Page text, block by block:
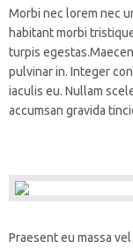
Morbi nec lorem nec
habitant morbi
turpis
pulvinar in. Integer
iaculis eu. Nullam
accumsan gravida
Praesent eu massa